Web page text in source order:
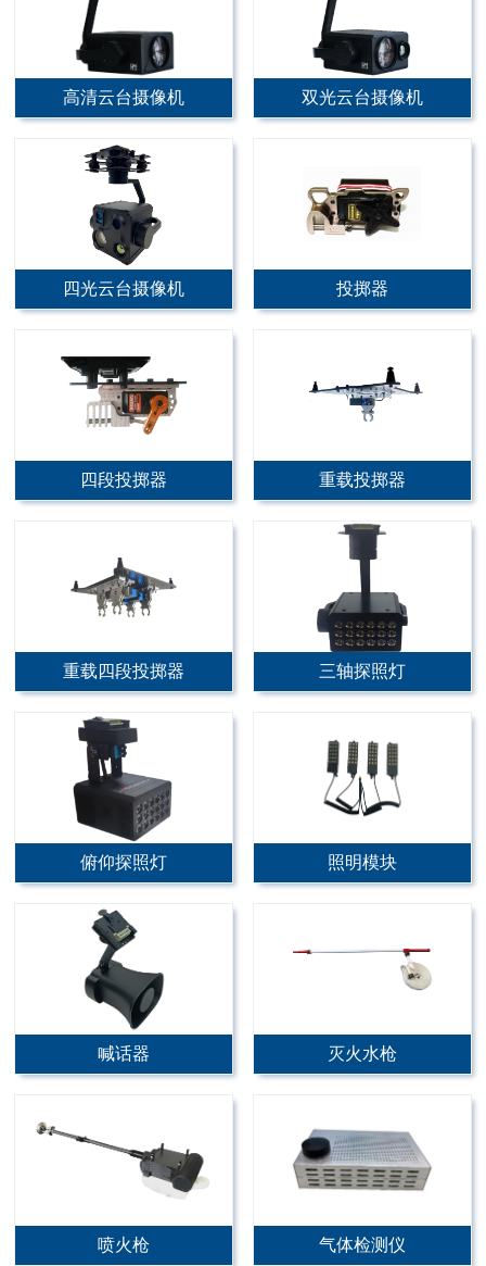
高清云台摄像机 双光云台摄像机
四光云台摄像机 投掷器
四段投掷器 重载投掷器
重载四段投掷器 三轴探照灯
俯仰探照灯 照明模块
喊话器 灭火水枪
喷火枪 气体检测仪